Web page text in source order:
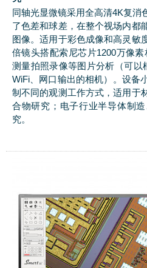
同轴光显微镜采用全高清4K复消
了色差和球差，在整个视场内都
图像。适用于彩色成像和高灵敏
倍镜头搭配索尼芯片1200万像
测量拍照录像等图片分析（可以
WiFi、网口输出的相机）。设备
制不同的观测工作方式，适用于
合物研究；电子行业半导体制
究。